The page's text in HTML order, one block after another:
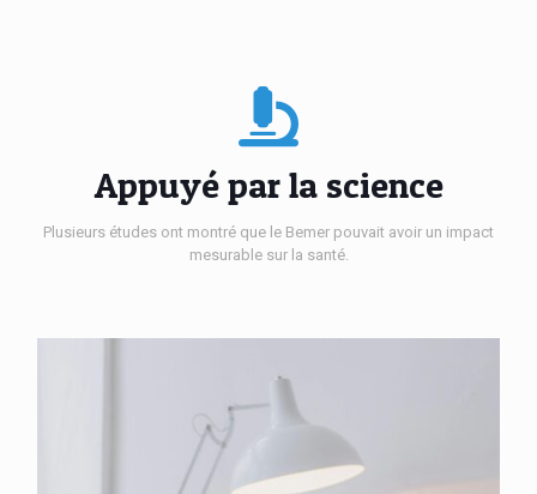
Appuyé par la science
Plusieurs études ont montré que le Bemer pouvait avoir un impact
mesurable sur la santé.